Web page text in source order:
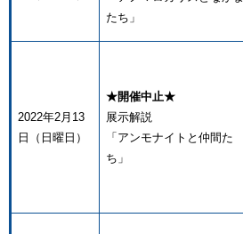
たち」
2022年2月13
日（日曜日）
★開催中止★
展示解説
「アンモナイトと仲間た
ち」